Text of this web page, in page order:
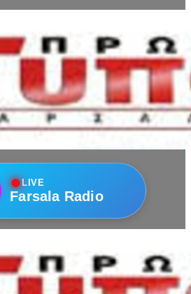
●LIVE
Farsala Radio